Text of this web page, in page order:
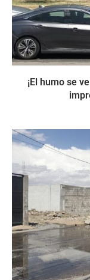
¡El humo se